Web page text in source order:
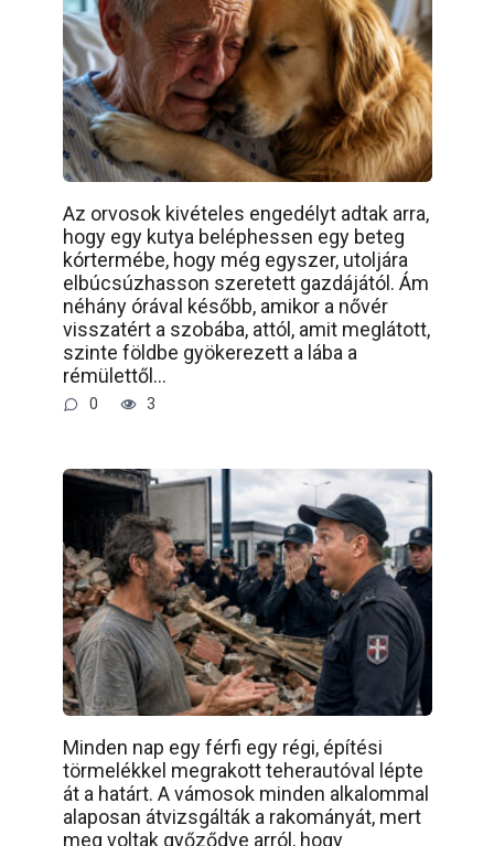
Az orvosok kivételes engedélyt adtak arra,
hogy egy kutya beléphessen egy beteg
kórtermébe, hogy még egyszer, utoljára
elbúcsúzhasson szeretett gazdájától. Ám
néhány órával később, amikor a nővér
visszatért a szobába, attól, amit meglátott,
szinte földbe gyökerezett a lába a
rémülettől…
0 3
Minden nap egy férfi egy régi, építési
törmelékkel megrakott teherautóval lépte
át a határt. A vámosok minden alkalommal
alaposan átvizsgálták a rakományát, mert
meg voltak győződve arról, hogy